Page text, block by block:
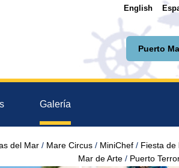
English
Puerto
Galería
del Mar Mare Circus MiniChef Fiesta de
Mar de Arte
Puerto